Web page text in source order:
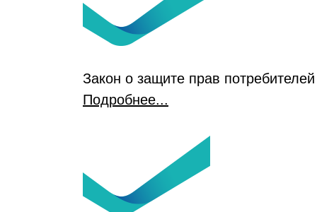
Закон о защите прав потребителей
Подробнее...